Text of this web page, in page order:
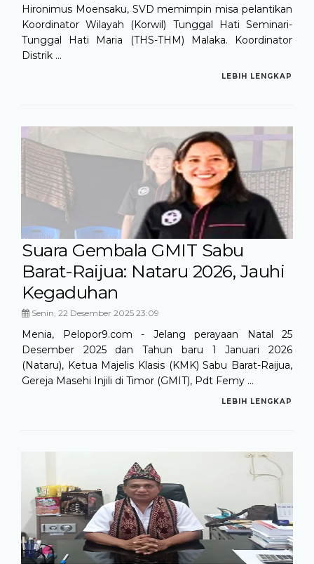
Hironimus Moensaku, SVD memimpin misa pelantikan
Koordinator Wilayah (Korwil) Tunggal Hati Seminari-
Tunggal Hati Maria (THS-THM) Malaka. Koordinator
Distrik ...
LEBIH LENGKAP
Suara Gembala GMIT Sabu
Barat-Raijua: Nataru 2026, Jauhi
Kegaduhan
Senin, 22 Desember 2025 23:09
Menia, Pelopor9.com - Jelang perayaan Natal 25
Desember 2025 dan Tahun baru 1 Januari 2026
(Nataru), Ketua Majelis Klasis (KMK) Sabu Barat-Raijua,
Gereja Masehi Injili di Timor (GMIT), Pdt Femy ...
LEBIH LENGKAP